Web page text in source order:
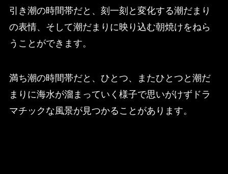
引き潮の時間帯だと、刻一刻と変化する潮だまり
の表情、そして潮だまりに映り込む朝焼けをねら
うことができます。
満ち潮の時間帯だと、ひとつ、またひとつと潮だ
まりに海水が溜まっていく様子で思いがけずドラ
マチックな風景が見つかることがあります。